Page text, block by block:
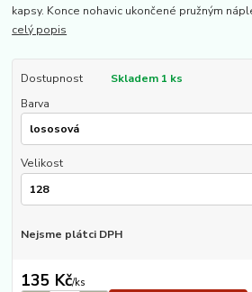
kapsy. Konce nohavic ukončené pružným
celý popis
Dostupnost
Skladem 1 ks
Barva
Velikost
Nejsme plátci DPH
135 Kč/ks